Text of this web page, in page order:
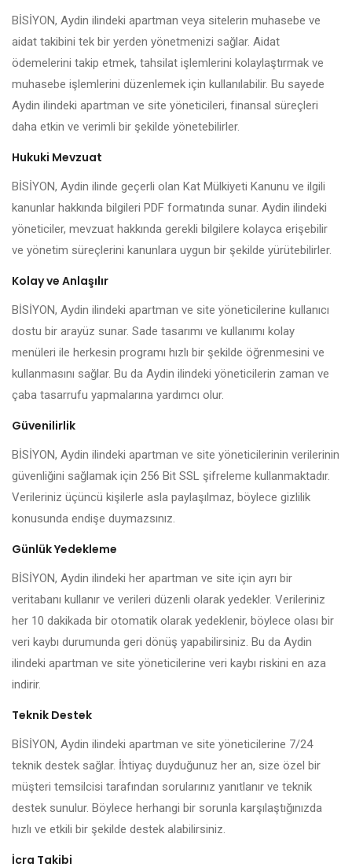
BİSİYON, Aydin ilindeki apartman veya sitelerin muhasebe ve
aidat takibini tek bir yerden yönetmenizi sağlar. Aidat
ödemelerini takip etmek, tahsilat işlemlerini kolaylaştırmak ve
muhasebe işlemlerini düzenlemek için kullanılabilir. Bu sayede
Aydin ilindeki apartman ve site yöneticileri, finansal süreçleri
daha etkin ve verimli bir şekilde yönetebilirler.
Hukuki Mevzuat
BİSİYON, Aydin ilinde geçerli olan Kat Mülkiyeti Kanunu ve ilgili
kanunlar hakkında bilgileri PDF formatında sunar. Aydin ilindeki
yöneticiler, mevzuat hakkında gerekli bilgilere kolayca erişebilir
ve yönetim süreçlerini kanunlara uygun bir şekilde yürütebilirler.
Kolay ve Anlaşılır
BİSİYON, Aydin ilindeki apartman ve site yöneticilerine kullanıcı
dostu bir arayüz sunar. Sade tasarımı ve kullanımı kolay
menüleri ile herkesin programı hızlı bir şekilde öğrenmesini ve
kullanmasını sağlar. Bu da Aydin ilindeki yöneticilerin zaman ve
çaba tasarrufu yapmalarına yardımcı olur.
Güvenilirlik
BİSİYON, Aydin ilindeki apartman ve site yöneticilerinin verilerinin
güvenliğini sağlamak için 256 Bit SSL şifreleme kullanmaktadır.
Verileriniz üçüncü kişilerle asla paylaşılmaz, böylece gizlilik
konusunda endişe duymazsınız.
Günlük Yedekleme
BİSİYON, Aydin ilindeki her apartman ve site için ayrı bir
veritabanı kullanır ve verileri düzenli olarak yedekler. Verileriniz
her 10 dakikada bir otomatik olarak yedeklenir, böylece olası bir
veri kaybı durumunda geri dönüş yapabilirsiniz. Bu da Aydin
ilindeki apartman ve site yöneticilerine veri kaybı riskini en aza
indirir.
Teknik Destek
BİSİYON, Aydin ilindeki apartman ve site yöneticilerine 7/24
teknik destek sağlar. İhtiyaç duyduğunuz her an, size özel bir
müşteri temsilcisi tarafından sorularınız yanıtlanır ve teknik
destek sunulur. Böylece herhangi bir sorunla karşılaştığınızda
hızlı ve etkili bir şekilde destek alabilirsiniz.
İcra Takibi